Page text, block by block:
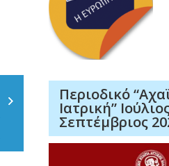
Περιοδικό
Ιατρική”
Σεπτέμβριος